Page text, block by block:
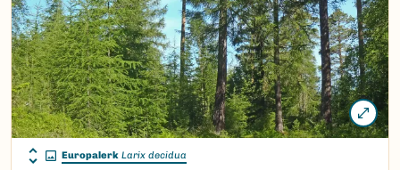
Europalerk Larix decidua